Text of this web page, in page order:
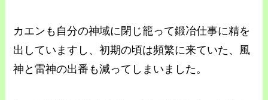
カエンも自分の神域に閉じ籠って鍛冶仕事に精を
出していますし、初期の頃は頻繁に来ていた、風
神と雷神の出番も減ってしまいました。